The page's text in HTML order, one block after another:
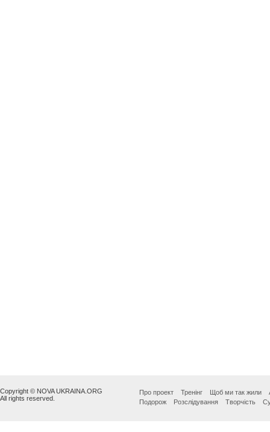
Copyright © NOVA UKRAINA.ORG
All rights reserved.
Про проект Тренінг Щоб ми так жили
Подорож
Розслідування Творчість